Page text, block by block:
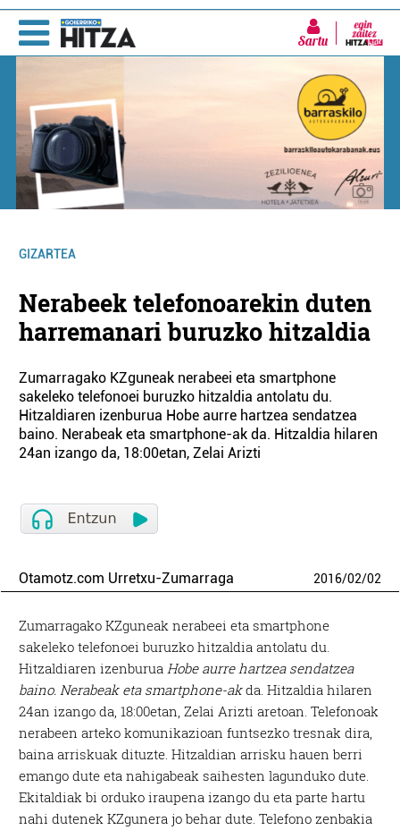
Sartu
GIZARTEA
Nerabeek telefonoarekin duten
harremanari buruzko hitzaldia
Zumarragako KZguneak nerabeei eta smartphone
sakeleko telefonoei buruzko hitzaldia antolatu du.
Hitzaldiaren izenburua Hobe aurre hartzea sendatzea
baino. Nerabeak eta smartphone-ak da. Hitzaldia hilaren
24an izango da, 18:00etan, Zelai Arizti
Otamotz.com Urretxu-Zumarraga 2016/02/02
Zumarragako KZguneak nerabeei eta smartphone
sakeleko telefonoei buruzko hitzaldia antolatu du.
Hitzaldiaren izenburuaHobe aurre hartzea sendatzea
baino. Nerabeak eta smartphone-akda. Hitzaldia hilaren
24an izango da, 18:00etan, Zelai Arizti aretoan. Telefonoak
nerabeen arteko komunikazioan funtsezko tresnak dira,
baina arriskuak dituzte. Hitzaldian arrisku hauen berri
emango dute eta nahigabeak saihesten lagunduko dute.
Ekitaldiak bi orduko iraupena izango du eta parte hartu
nahi dutenek KZgunera jo behar dute. Telefono zenbakia